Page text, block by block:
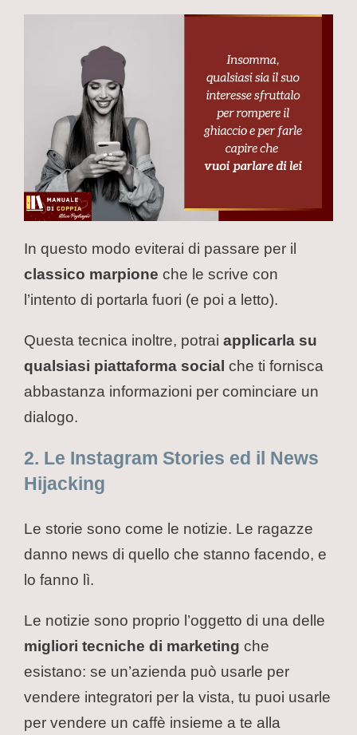
In questo modo eviterai di passare per il
classico marpione che le scrive con
l’intento di portarla fuori (e poi a letto).
Questa tecnica inoltre, potrai applicarla su
qualsiasi piattaforma social che ti fornisca
abbastanza informazioni per cominciare un
dialogo.
2. Le Instagram Stories ed il News
Hijacking
Le storie sono come le notizie. Le ragazze
danno news di quello che stanno facendo, e
lo fanno lì.
Le notizie sono proprio l’oggetto di una delle
migliori tecniche di marketing che
esistano: se un’azienda può usarle per
vendere integratori per la vista, tu puoi usarle
per vendere un caffè insieme a te alla